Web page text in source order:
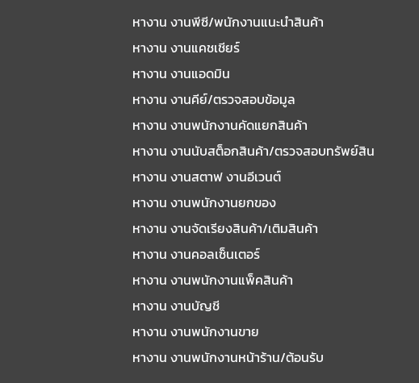
หางาน งานพีซี/พนักงานแนะนําสินค้า
หางาน งานแคชเชียร์
หางาน งานแอดมิน
หางาน งานคีย์/ตรวจสอบข้อมูล
หางาน งานพนักงานคัดแยกสินค้า
หางาน งานนับสต็อกสินค้า/ตรวจสอบทรัพย์สิน
หางาน งานสตาฟ งานอีเวนต์
หางาน งานพนักงานยกของ
หางาน งานจัดเรียงสินค้า/เติมสินค้า
หางาน งานคอลเซ็นเตอร์
หางาน งานพนักงานแพ็คสินค้า
หางาน งานบัญชี
หางาน งานพนักงานขาย
หางาน งานพนักงานหน้าร้าน/ต้อนรับ